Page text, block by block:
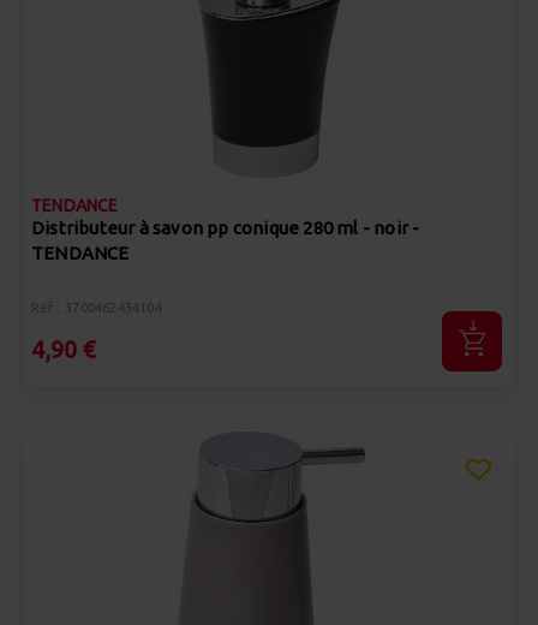
TENDANCE
Distributeur à savon pp conique 280 ml - noir -
TENDANCE
Réf : 3700462434104
4,90 €